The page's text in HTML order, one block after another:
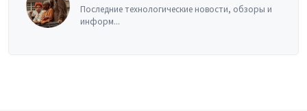
Последние технологические новости, обзоры и
информ...